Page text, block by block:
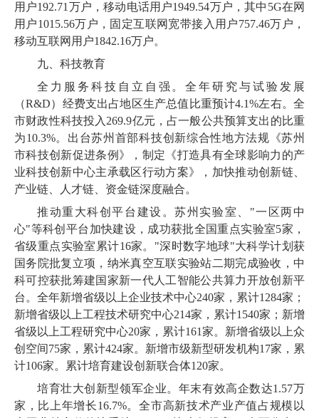
用户192.71 万户，移动电话用户1949.54万户，其中 5G在网
用户1015.56万户，固定互联网宽带接入用户757.46万户，
移动互联网用户1842.16万户。
九、科技教育
全力服务科技自立自强。全年研究与试验发展
（R&D）经费支出占地区生产总值比重预计4.1%左右。全
市财政性科技投入 269.9亿元，占一般公共预算支出的比重
为10.3%。出台苏州首部科技创新综合性地方法规《苏州
市科技创新促进条例》，制定《打造具有全球影响力的产
业科技创新中心主承载区行动方案》，加快推动创新链、
产业链、人才链、资金链深度融合。
推动重大科创平台建设。苏州实验室、 "一区两中
心"等科创平台加快建设，成功获批全国重点实验室5家，
省级重点实验室累计16家。 "深时数字地球"大科学计划获
国务院批复立项，纳米真空互联实验站二期完成验收，中
科可控获批筹建国家新一代人工智能公共算力开放创新平
台。全年新增省级以上企业技术中心240家，累计1284家；
新增省级以上工程技术研究中心214家，累计1540家；新增
省级以上工程研究中心20家，累计161家。新增省级以上众
创空间75家，累计424家。新增市级新型研发机构17家，累
计106家。累计培育建设创新联合体120家。
培育壮大创新型领军企业。年末有效高企数达1 .57万
家，比上年增长16.7%。全市高新技术产业产值占规模以